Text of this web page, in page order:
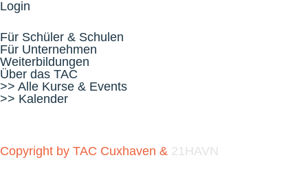
Login
Für Schüler & Schulen
Für Unternehmen
Weiterbildungen
Über das TAC
>> Alle Kurse & Events
>> Kalender
Copyright by TAC Cuxhaven & 21HAVN